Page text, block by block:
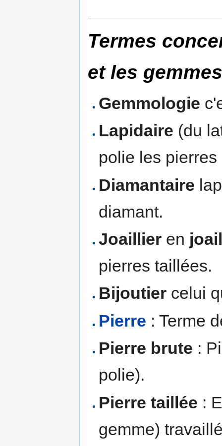
Termes
et les gemmes
Gemmologie
Lapidaire (du
polie les
Diamantaire
diamant.
Joaillier en
pierres taillées.
Bijoutier celui
Pierre : Terme
Pierre brute :
polie).
Pierre taillée :
gemme)